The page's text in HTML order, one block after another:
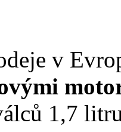
v
1,7